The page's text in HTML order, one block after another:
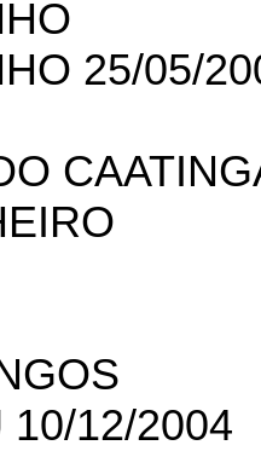
25/05/
10/12/2004